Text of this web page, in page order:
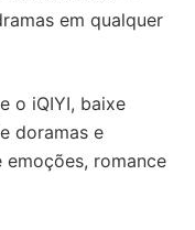
em qualquer
o iQIYI, baixe
doramas e
emoções, romance